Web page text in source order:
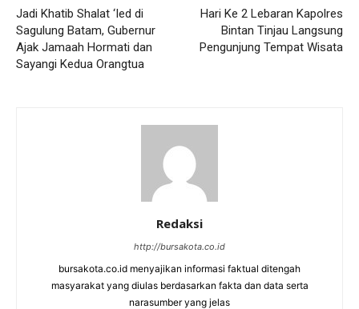
Jadi Khatib Shalat ‘Ied di
Sagulung Batam, Gubernur
Ajak Jamaah Hormati dan
Sayangi Kedua Orangtua
Hari Ke 2 Lebaran Kapolres
Bintan Tinjau Langsung
Pengunjung Tempat Wisata
Redaksi
http://bursakota.co.id
bursakota.co.id menyajikan informasi faktual ditengah
masyarakat yang diulas berdasarkan fakta dan data serta
narasumber yang jelas